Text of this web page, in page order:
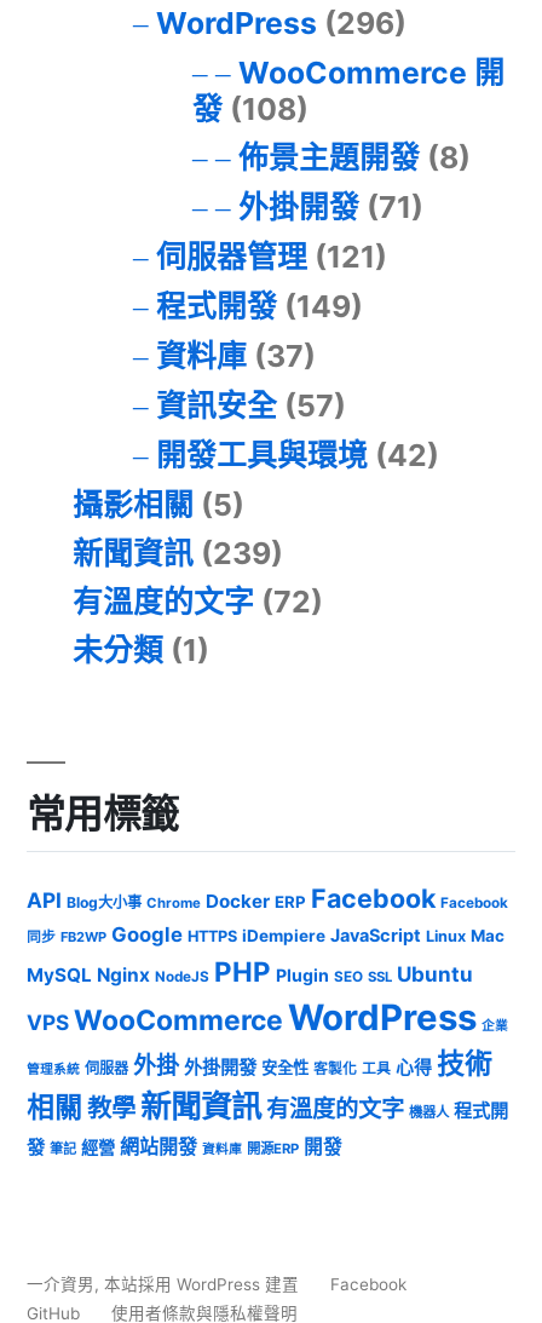
WordPress (296)
WooCommerce 開
發(108)
佈景主題開發(8)
外掛開發(71)
伺服器管理(121)
程式開發(149)
資料庫(37)
資訊安全(57)
開發工具與環境(42)
攝影相關 (5)
新聞資訊 (239)
有溫度的文字 (72)
未分類 (1)
常用標籤
API Blog大小事 Chrome Docker ERP Facebook Facebook
同步 FB2WP Google HTTPS iDempiere JavaScript Linux Mac
MySQL Nginx NodeJS PHP Plugin SEO SSL Ubuntu
VPSWooCommerceWordPress 企業
管理系統 伺服器 外掛 外掛開發 安全性 客製化 工具 心得 技術
相關 教學 新聞資訊有溫度的文字 機器人 程式開
發 筆記 經營 網站開發 資料庫 開源ERP 開發
一介資男, 本站採用 WordPress 建置
Facebook
GitHub
使用者條款與隱私權聲明